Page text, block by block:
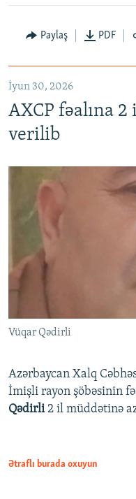
Paylaş PDF
İyun 30, 2026
AXCP fəalına 2
verilib
Vüqar Qədirli
Azərbaycan Xalq
İmişli rayon şöbəsinin
Qədirli2 il müddətinə
Ətraflı burada oxuyun